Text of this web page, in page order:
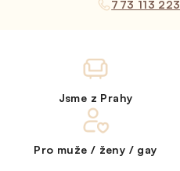
773 113 223
Jsme z Prahy
Pro muže / ženy / gay